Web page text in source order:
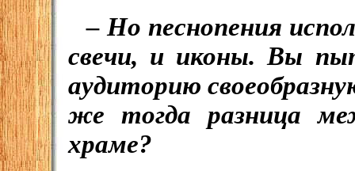
– Но песнопения
свечи, и иконы. Вы
аудиторию
же тогда разница
храме?